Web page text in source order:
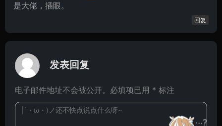
是大佬，插眼。
回复
发表回复
电子邮件地址不会被公开。必填项已用 * 标注